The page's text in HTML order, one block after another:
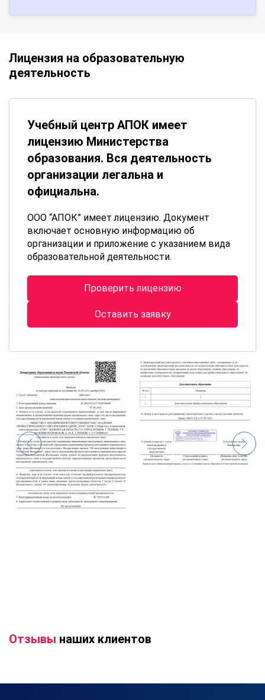
Лицензия на образовательную
деятельность
Учебный центр АПОК имеет
лицензию Министерства
образования. Вся деятельность
организации легальна и
официальна.
ООО “АПОК” имеет лицензию. Документ
включает основную информацию об
организации и приложение с указанием вида
образовательной деятельности.
Проверить лицензию
Оставить заявку
Отзывы наших клиентов